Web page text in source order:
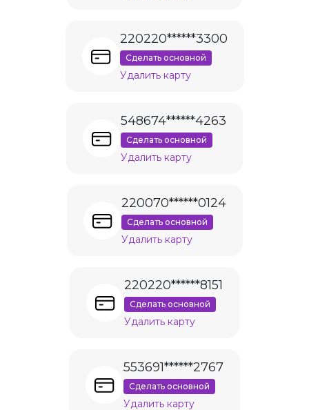
220220******3300
Сделать основной
Удалить карту
548674******4263
Сделать основной
Удалить карту
220070******0124
Сделать основной
Удалить карту
220220******8151
Сделать основной
Удалить карту
553691******2767
Сделать основной
Удалить карту